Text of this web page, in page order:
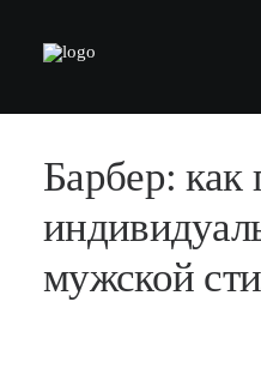
БАРБЕРШОПЫ
СЕРТИФИКАТЫ
КОСМЕТИКА
Барбер: как
мужской